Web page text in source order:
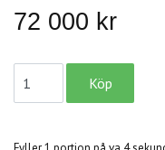
72 000 kr